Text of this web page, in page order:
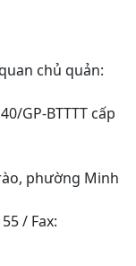
chủ quản:
GP-BTTTT cấp
phường Minh
/ Fax: